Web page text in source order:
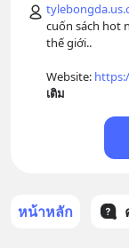
cuốn sách hot
thế giới..
Website:
เติม
หน้าหลัก